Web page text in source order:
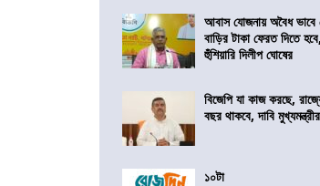
আবাস যোজনায় অবৈধ ভাবে
বাড়ির টাকা ফেরত দিতে হবে,
হুঁশিয়ারি দিলীপ ঘোষের
বিজেপি যা কাজ করছে,
বছর থাকবে, দাবি মুখ্যমন্ত্রীর
১০টা